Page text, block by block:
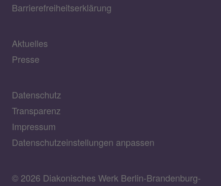
Barrierefreiheitserklärung
Aktuelles
Presse
Datenschutz
Transparenz
Impressum
Datenschutzeinstellungen anpassen
© 2026 Diakonisches Werk Berlin-Brandenburg-